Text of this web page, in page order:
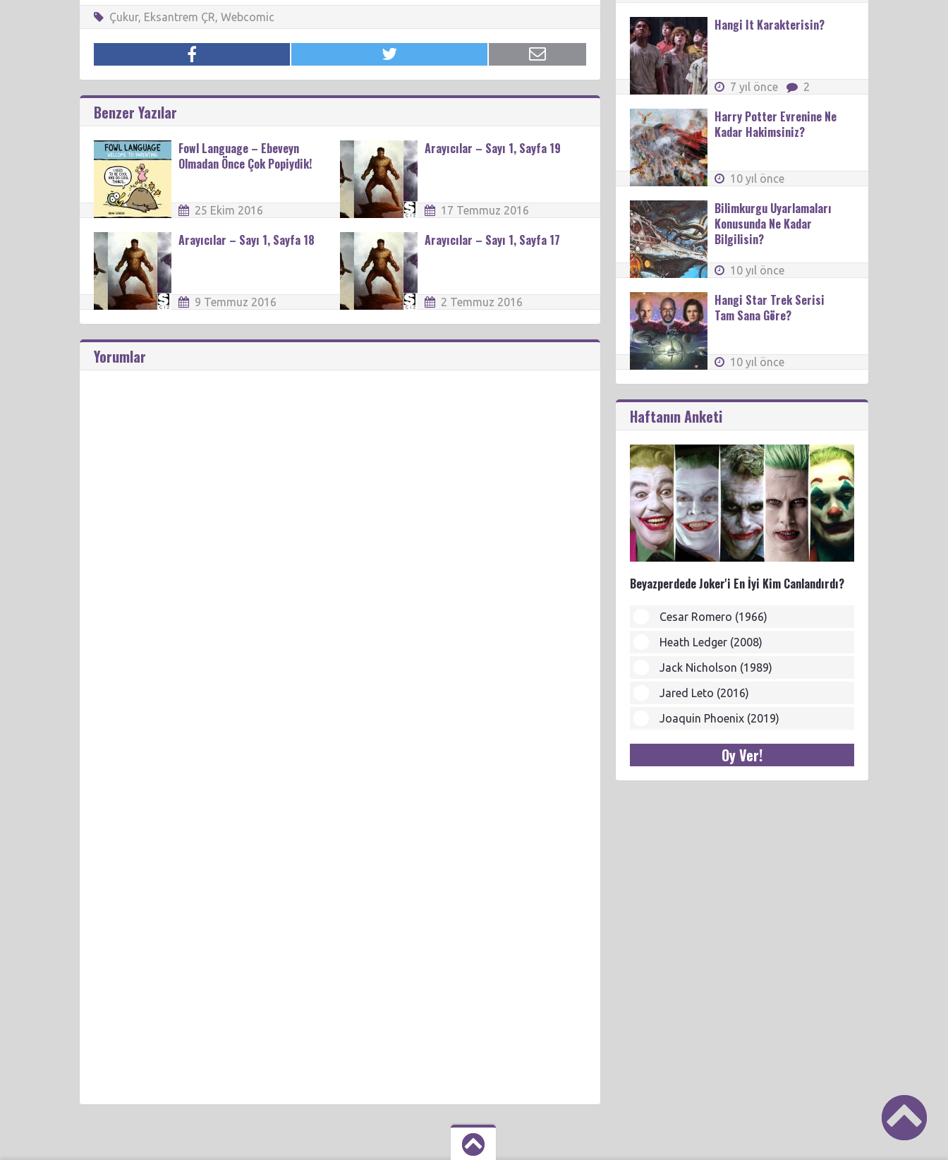
Çukur, Eksantrem ÇR, Webcomic
Benzer Yazılar
Fowl Language – Ebeveyn
Olmadan Önce Çok Popiydik!
25 Ekim 2016
Arayıcılar – Sayı 1, Sayfa 19
17 Temmuz 2016
Arayıcılar – Sayı 1, Sayfa 18
9 Temmuz 2016
Arayıcılar – Sayı 1, Sayfa 17
2 Temmuz 2016
Yorumlar
Hangi It Karakterisin?
7 yıl önce 2
Harry Potter Evrenine Ne
Kadar Hakimsiniz?
10 yıl önce
Bilimkurgu Uyarlamaları
Konusunda Ne Kadar
Bilgilisin?
10 yıl önce
Hangi Star Trek Serisi
Tam Sana Göre?
10 yıl önce
Haftanın Anketi
Beyazperdede Joker'i En İyi Kim Canlandırdı?
Cesar Romero (1966)
Heath Ledger (2008)
Jack Nicholson (1989)
Jared Leto (2016)
Joaquin Phoenix (2019)
Oy Ver!